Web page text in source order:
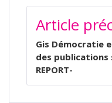
NAVIGATION
DE
L’ARTICLE
Article
Gis Démocratie
des publications
REPORT-